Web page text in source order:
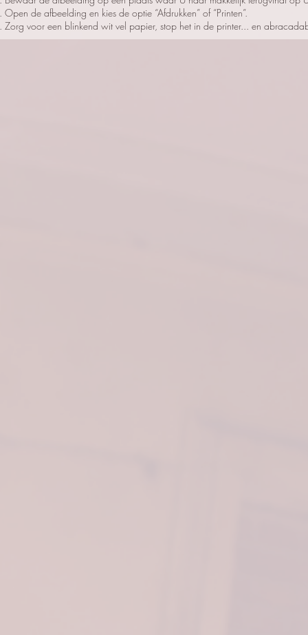
Open de afbeelding en kies de optie “Afdrukken” of “Printen”.
Zorg voor een blinkend wit vel papier, stop het in de printer... en